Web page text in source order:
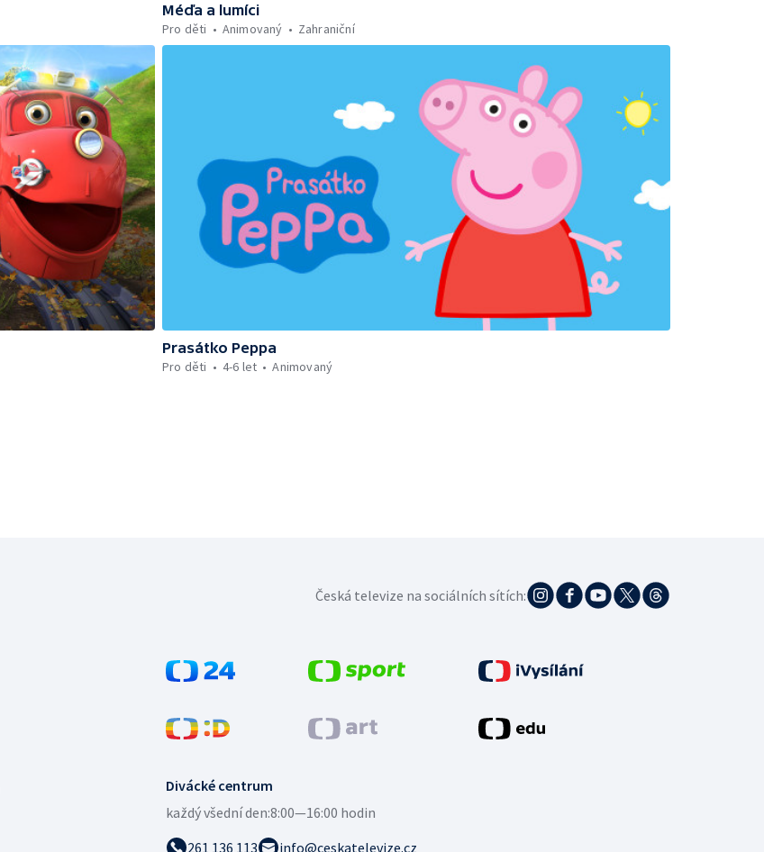
Méďa a lumíci
Pro děti
Animovaný Zahraniční
Prasátko Peppa
Pro děti
4-6 let Animovaný
Divácké centrum
každý všední den:8:00—16:00 hodin
261 136 113
info@ceskatelevize.cz
Česká televize na sociálních sítích: